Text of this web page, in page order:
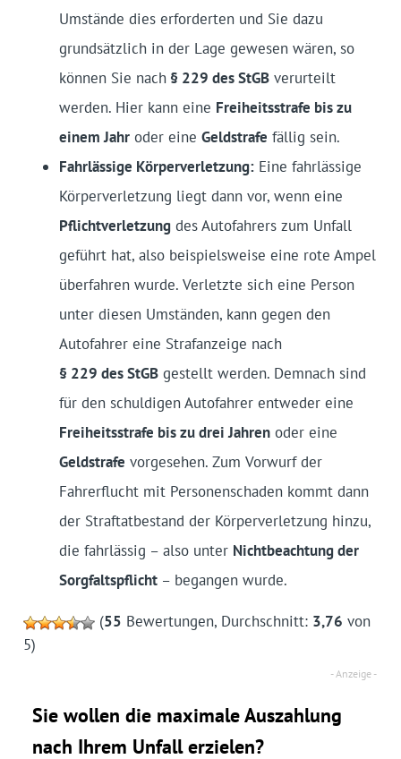
Umstände dies erforderten und Sie dazu
grundsätzlich in der Lage gewesen wären, so
können Sie nach§ 229 des StGBverurteilt
werden. Hier kann eine Freiheitsstrafe bis zu
einem Jahroder eine Geldstrafe fällig sein.
Fahrlässige Körperverletzung:Eine fahrlässige
Körperverletzung liegt dann vor, wenn eine
Pflichtverletzungdes Autofahrers zum Unfall
geführt hat, also beispielsweise eine rote Ampel
überfahren wurde. Verletzte sich eine Person
unter diesen Umständen, kann gegen den
Autofahrer eine Strafanzeige nach
§ 229 des StGBgestellt werden. Demnach sind
für den schuldigen Autofahrer entweder eine
Freiheitsstrafe bis zu drei Jahrenoder eine
Geldstrafe vorgesehen. Zum Vorwurf der
Fahrerflucht mit Personenschaden kommt dann
der Straftatbestand der Körperverletzung hinzu,
die fahrlässig – also unter Nichtbeachtung der
Sorgfaltspflicht– begangen wurde.
(55 Bewertungen, Durchschnitt: 3,76 von
5)
Sie wollen die maximale Auszahlung
nach Ihrem Unfall erzielen?